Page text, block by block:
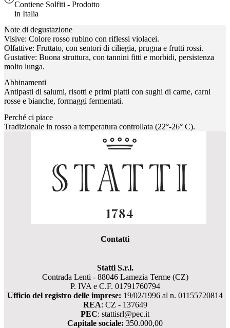
Contiene Solfiti - Prodotto
in Italia
Note di degustazione
Visive: Colore rosso rubino con riflessi violacei.
Olfattive: Fruttato, con sentori di ciliegia, prugna e frutti rossi.
Gustative: Buona struttura, con tannini fitti e morbidi, persistenza
molto lunga.
Abbinamenti
Antipasti di salumi, risotti e primi piatti con sughi di carne, carni
rosse e bianche, formaggi fermentati.
Perché ci piace
Tradizionale in rosso a temperatura controllata (22°-26° C).
Contatti
Statti S.r.l.
Contrada Lenti - 88046 Lamezia Terme (CZ)
P. IVA e C.F. 01791760794
Ufficio del registro delle imprese: 19/02/1996 al n. 01155720814
REA: CZ - 137649
PEC: stattisrl@pec.it
Capitale sociale: 350.000,00